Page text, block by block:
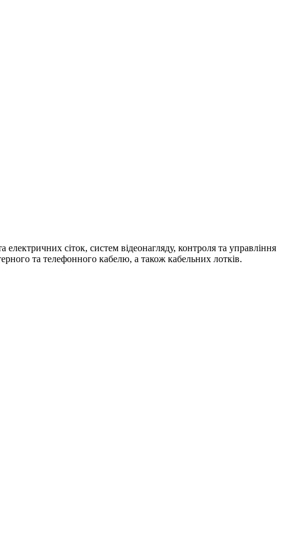
сіток, систем відеонагляду, контроля та управління
та телефонного кабелю, а також кабельних лотків.